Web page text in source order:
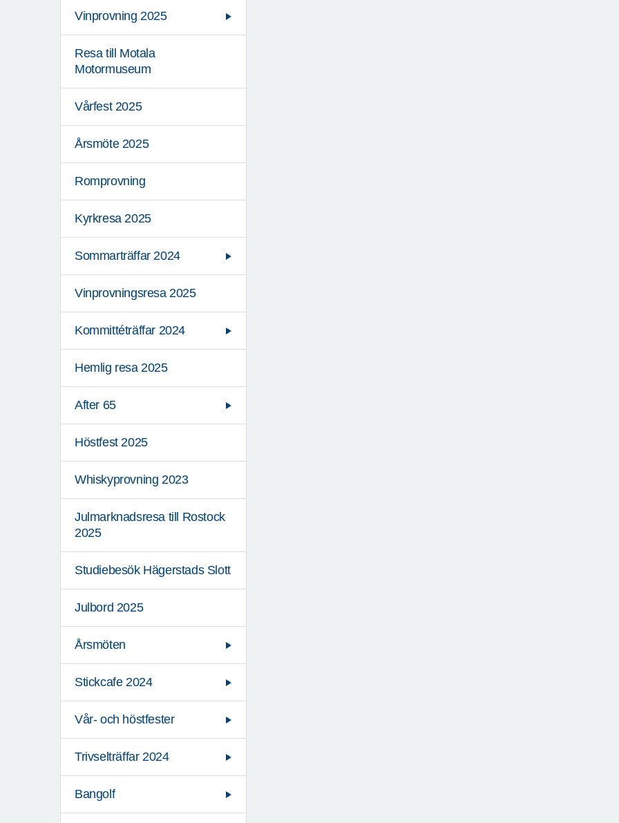
Vinprovning 2025
Resa till Motala
Motormuseum
Vårfest 2025
Årsmöte 2025
Romprovning
Kyrkresa 2025
Sommarträffar 2024
Vinprovningsresa 2025
Kommittéträffar 2024
Hemlig resa 2025
After 65
Höstfest 2025
Whiskyprovning 2023
Julmarknadsresa till Rostock
2025
Studiebesök Hägerstads Slott
Julbord 2025
Årsmöten
Stickcafe 2024
Vår- och höstfester
Trivselträffar 2024
Bangolf